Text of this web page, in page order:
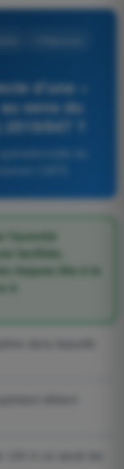
d'une «
sens du
947 ?
l'autorité
facilitée,
risques liés à la
à